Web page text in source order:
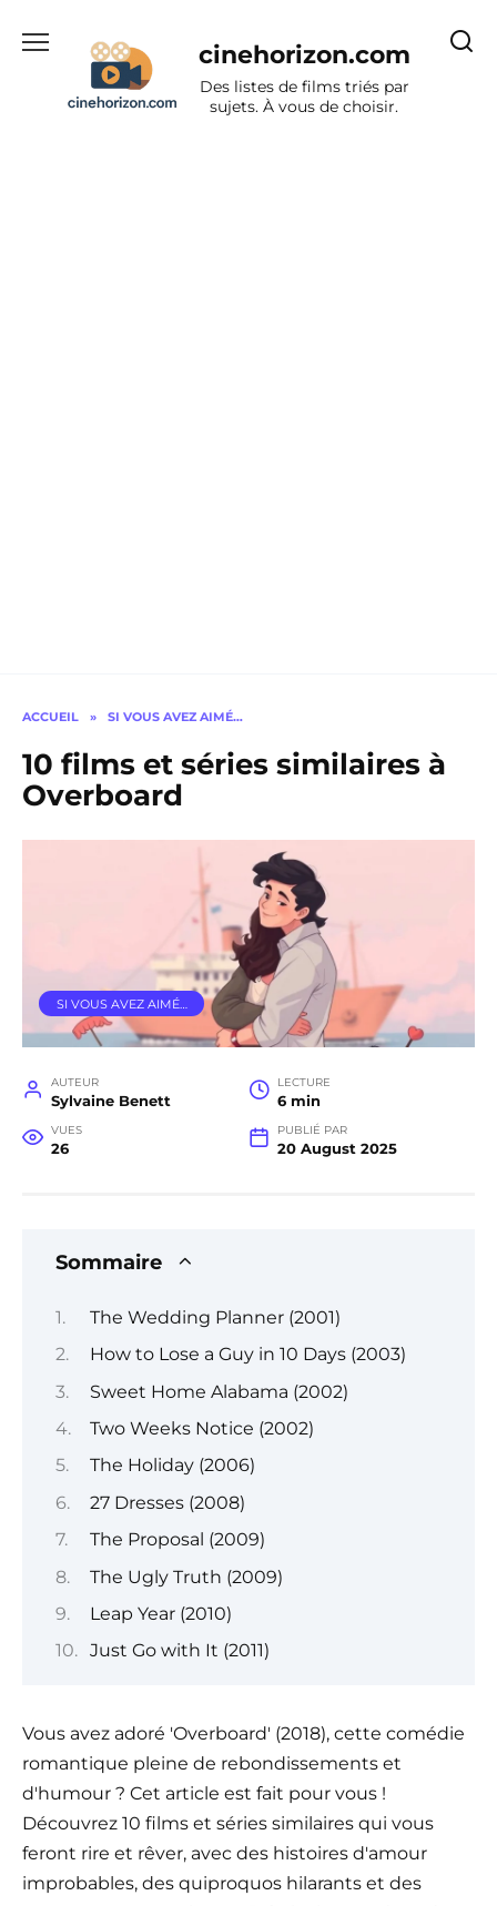
cinehorizon.com
Des listes de films triés par
sujets. À vous de choisir.
ACCUEIL » SI VOUS AVEZ AIMÉ…
10 films et séries similaires à
Overboard
SI VOUS AVEZ AIMÉ…
AUTEUR
Sylvaine Benett
LECTURE
6 min
VUES
26
PUBLIÉ PAR
20 August 2025
Sommaire
The Wedding Planner (2001)
How to Lose a Guy in 10 Days (2003)
Sweet Home Alabama (2002)
Two Weeks Notice (2002)
The Holiday (2006)
27 Dresses (2008)
The Proposal (2009)
The Ugly Truth (2009)
Leap Year (2010)
Just Go with It (2011)
Vous avez adoré 'Overboard' (2018), cette comédie
romantique pleine de rebondissements et
d'humour ? Cet article est fait pour vous !
Découvrez 10 films et séries similaires qui vous
feront rire et rêver, avec des histoires d'amour
improbables, des quiproquos hilarants et des